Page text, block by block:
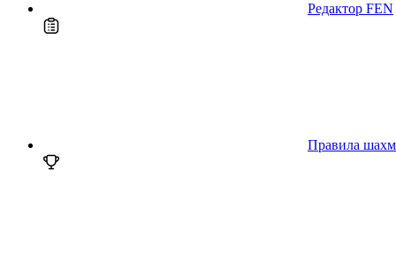
Редактор FEN
Правила